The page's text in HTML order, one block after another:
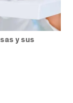
y sus